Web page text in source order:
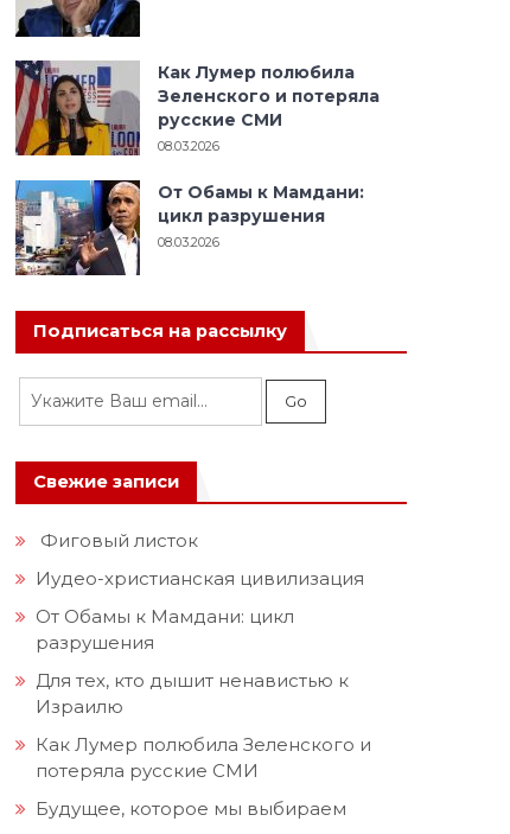
Как Лумер полюбила
Зеленского и потеряла
русские СМИ
08.03.2026
От Обамы к Мамдани:
цикл разрушения
08.03.2026
Подписаться на рассылку
Свежие записи
Фиговый листок
Иудео-христианская цивилизация
От Обамы к Мамдани: цикл
разрушения
Для тех, кто дышит ненавистью к
Израилю
Как Лумер полюбила Зеленского и
потеряла русские СМИ
Будущее, которое мы выбираем